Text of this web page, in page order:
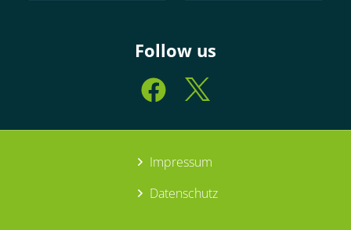
Follow us
Impressum
Datenschutz